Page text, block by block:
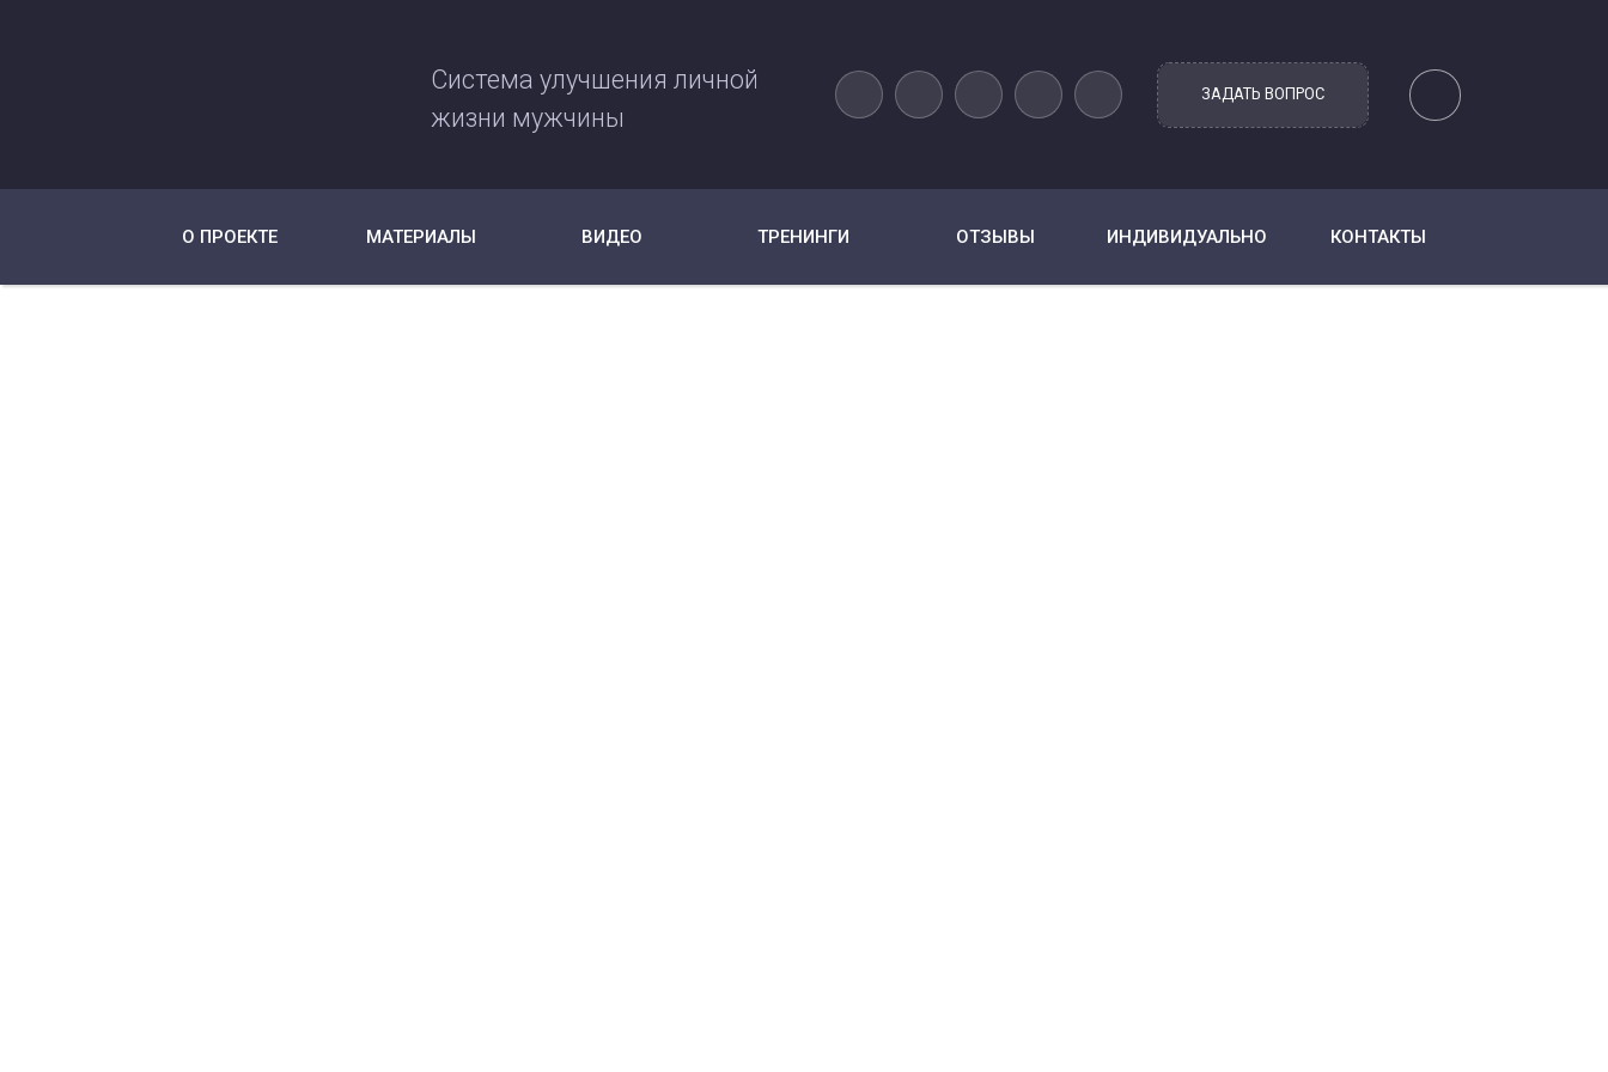
Система улучшения личной
жизни мужчины
О ПРОЕКТЕ МАТЕРИАЛЫ ВИДЕО ТРЕНИНГИ ОТЗЫВЫ ИНДИВИДУАЛЬНО КОНТАКТЫ